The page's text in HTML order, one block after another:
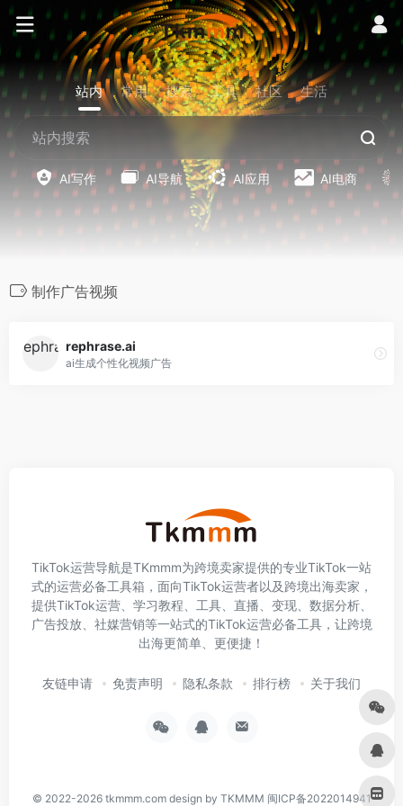
站内 常用 搜索 工具 社区 生活
AI写作 AI导航 AI应用 AI电商
制作广告视频
rephrase.ai
ai生成个性化视频广告
TikTok运营导航是TKmmm为跨境卖家提供的专业TikTok一站
式的运营必备工具箱，面向TikTok运营者以及跨境出海卖家，
提供TikTok运营、学习教程、工具、直播、变现、数据分析、
广告投放、社媒营销等一站式的TikTok运营必备工具，让跨境
出海更简单、更便捷！
友链申请 免责声明 隐私条款 排行榜 关于我们
© 2022-2026 tkmmm.comdesign by TKMMM 闽ICP备2022014941